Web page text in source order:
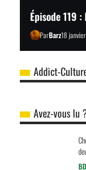
Épisode 119
ParBarz18
Addict-
Avez-vous lu
BD